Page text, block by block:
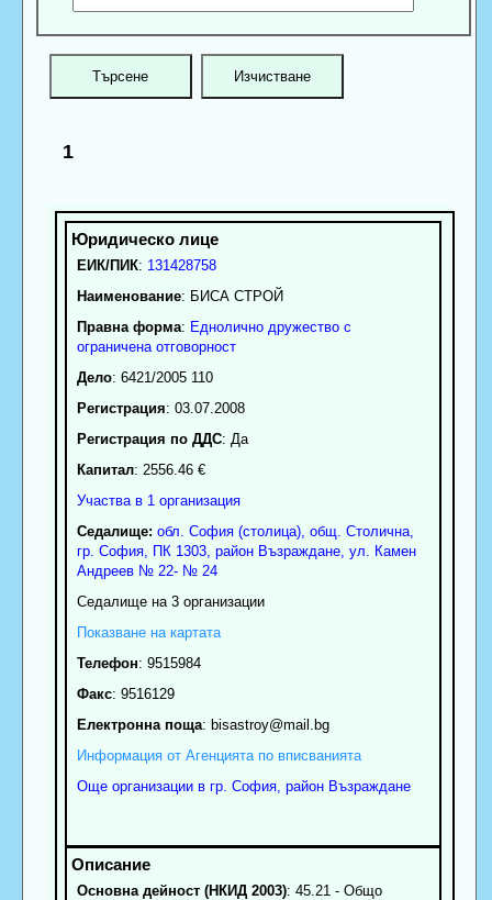
1
ЕИК/ПИК: 131428758
Наименование: БИСА СТРОЙ
Правна форма: Еднолично дружество с
ограничена отговорност
Дело: 6421/2005 110
Регистрация: 03.07.2008
Регистрация по ДДС: Да
Капитал: 2556.46 €
Участва в 1 организация
Седалище: обл. София (столица), общ. Столична,
гр. София, ПК 1303, район Възраждане, ул. Камен
Андреев № 22- № 24
Седалище на 3 организации
Показване на картата
Телефон: 9515984
Факс: 9516129
Електронна поща: bisastroy@mail.bg
Информация от Агенцията по вписванията
Още организации в гр. София, район Възраждане
Основна дейност (НКИД 2003): 45.21 - Общо